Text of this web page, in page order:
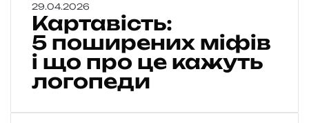
а
т
а
29.04.2026
Картавість:
5 поширених міфів
і що про це кажуть
логопеди